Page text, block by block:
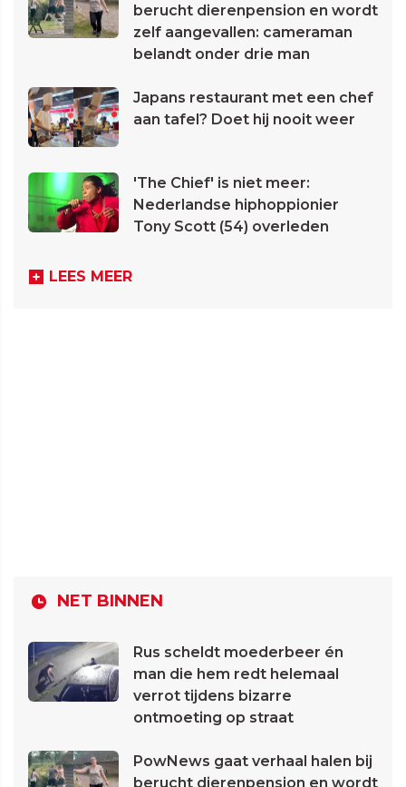
berucht dierenpension en wordt
zelf aangevallen: cameraman
belandt onder drie man
Japans restaurant met een chef
aan tafel? Doet hij nooit weer
'The Chief' is niet meer:
Nederlandse hiphoppionier
Tony Scott (54) overleden
LEES MEER
NET BINNEN
Rus scheldt moederbeer én
man die hem redt helemaal
verrot tijdens bizarre
ontmoeting op straat
PowNews gaat verhaal halen bij
berucht dierenpension en wordt